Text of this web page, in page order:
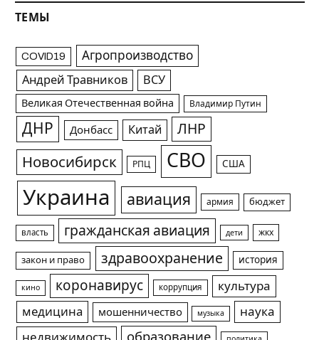
ТЕМЫ
COVID19 Агропроизводство
Андрей Травников ВСУ
Великая Отечественная война Владимир Путин
ДНР Донбасс Китай ЛНР
Новосибирск РПЦ СВО США
Украина авиация армия бюджет
власть гражданская авиация дети жкх
закон и право здравоохранение история
кино коронавирус коррупция
культура
медицина
мошенничество музыка
наука